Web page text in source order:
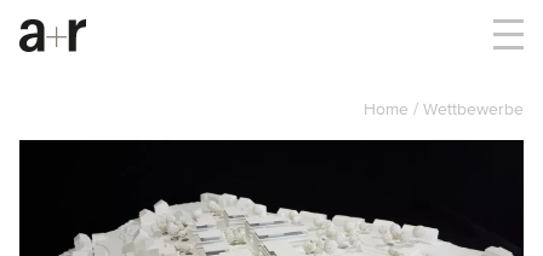
Home Wettbewerbe